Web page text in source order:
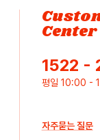
Center
1522 -
평일 10:00 -
자주묻는 질문